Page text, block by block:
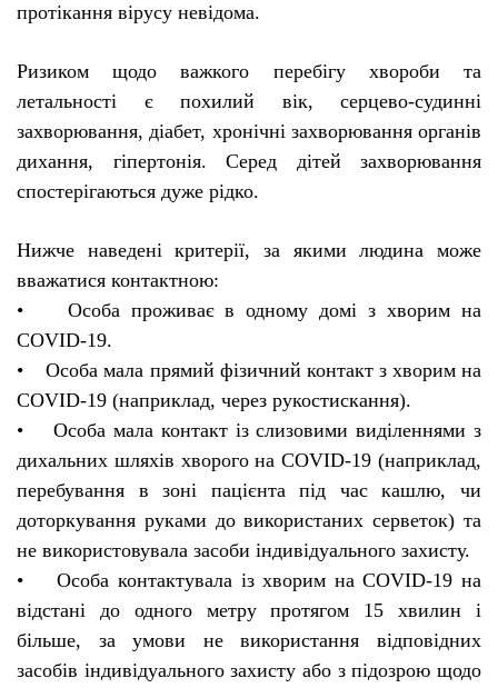
протікання вірусу невідома.
Ризиком щодо важкого перебігу хвороби та
летальності є похилий вік, серцево-судинні
захворювання, діабет, хронічні захворювання органів
дихання, гіпертонія. Серед дітей захворювання
спостерігаються дуже рідко.
Нижче наведені критерії, за якими людина може
вважатися контактною:
• Особа проживає в одному домі з хворим на
COVID-19.
• Особа мала прямий фізичний контакт з хворим на
COVID-19 (наприклад, через рукостискання).
• Особа мала контакт із слизовими виділеннями з
дихальних шляхів хворого на COVID-19 (наприклад,
перебування в зоні пацієнта під час кашлю, чи
доторкування руками до використаних серветок) та
не використовувала засоби індивідуального захисту.
• Особа контактувала із хворим на COVID-19 на
відстані до одного метру протягом 15 хвилин і
більше, за умови не використання відповідних
засобів індивідуального захисту або з підозрою щодо